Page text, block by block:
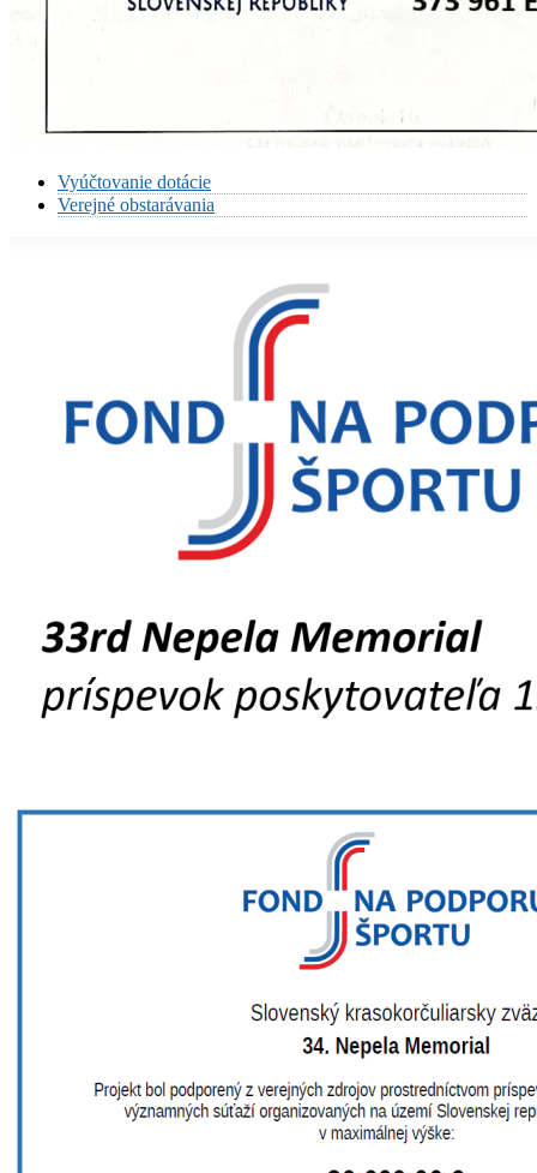
Vyúčtovanie dotácie
Verejné obstarávania